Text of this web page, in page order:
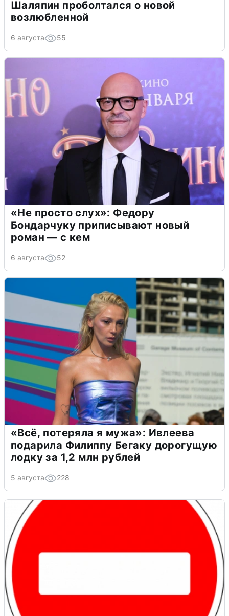
Шаляпин проболтался о новой
возлюбленной
6 августа 55
«Не просто слух»: Федору
Бондарчуку приписывают новый
роман — с кем
6 августа 52
«Всё, потеряла я мужа»: Ивлеева
подарила Филиппу Бегаку дорогущую
лодку за 1,2 млн рублей
5 августа 228